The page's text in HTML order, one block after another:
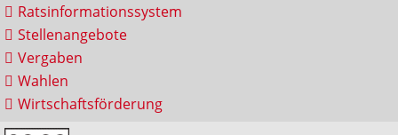
Ratsinformationssystem
Stellenangebote
Vergaben
Wahlen
Wirtschaftsförderung